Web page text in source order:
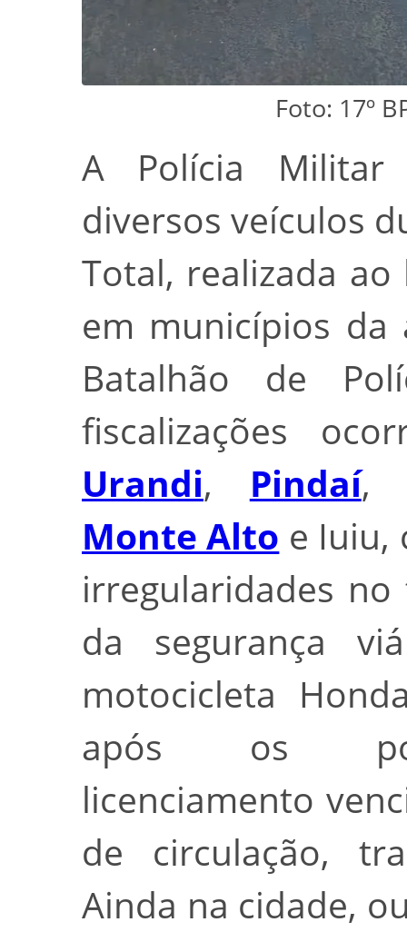
Foto: 17º
A Polícia
diversos veículos
Total, realizada
em municípios da
Batalhão de
fiscalizações
Urandi, Pindaí,
Monte Alto e Iuiu,
irregularidades
da segurança
motocicleta
após os
licenciamento
de circulação,
Ainda na cidade,